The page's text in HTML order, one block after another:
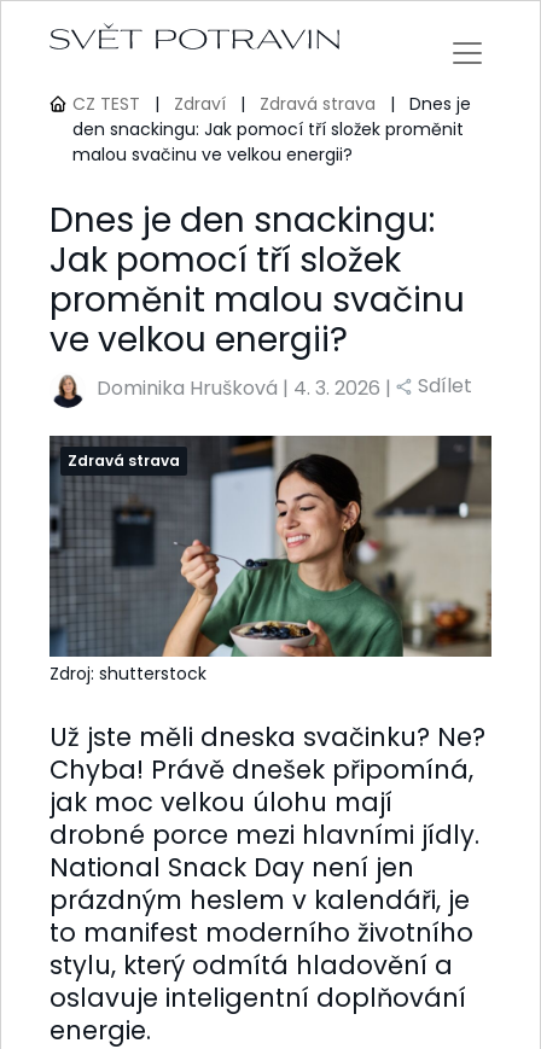
CZ TEST | Zdraví | Zdravá strava |
Dnes je
den snackingu: Jak pomocí tří složek proměnit
malou svačinu ve velkou energii?
Dnes je den snackingu:
Jak pomocí tří složek
proměnit malou svačinu
ve velkou energii?
Dominika Hrušková | 4. 3. 2026 | Sdílet
Zdravá strava
Zdroj: shutterstock
Už jste měli dneska svačinku? Ne?
Chyba! Právě dnešek připomíná,
jak moc velkou úlohu mají
drobné porce mezi hlavními jídly.
National Snack Day není jen
prázdným heslem v kalendáři, je
to manifest moderního životního
stylu, který odmítá hladovění a
oslavuje inteligentní doplňování
energie.